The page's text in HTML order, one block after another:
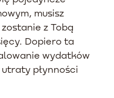
musisz
z Tobą
Dopiero ta
wydatków
płynności